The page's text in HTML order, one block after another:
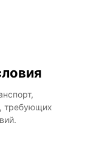
требующих